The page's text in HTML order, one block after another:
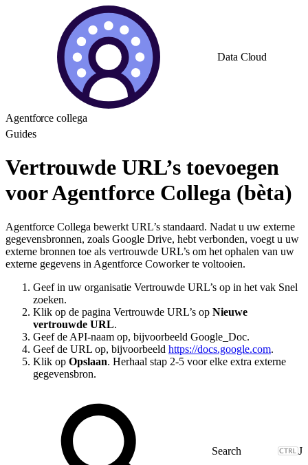
Data Cloud
Agentforce collega
Guides
Vertrouwde URL’s toevoegen
voor Agentforce Collega (bèta)
Agentforce Collega bewerkt URL’s standaard. Nadat u uw externe
gegevensbronnen, zoals Google Drive, hebt verbonden, voegt u uw
externe bronnen toe als vertrouwde URL’s om het ophalen van uw
externe gegevens in Agentforce Coworker te voltooien.
Geef in uw organisatie Vertrouwde URL’s op in het vak Snel
zoeken.
Klik op de pagina Vertrouwde URL’s op Nieuwe
vertrouwde URL.
Geef de API-naam op, bijvoorbeeld Google_Doc.
Geef de URL op, bijvoorbeeld https://docs.google.com.
Klik op Opslaan. Herhaal stap 2-5 voor elke extra externe
gegevensbron.
J